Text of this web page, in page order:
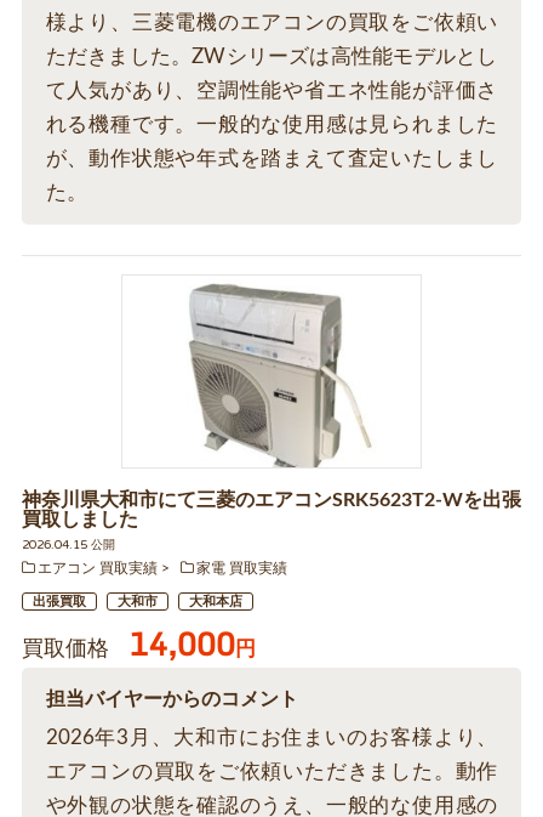
様より、三菱電機のエアコンの買取をご依頼い
ただきました。ZWシリーズは高性能モデルとし
て人気があり、空調性能や省エネ性能が評価さ
れる機種です。一般的な使用感は見られました
が、動作状態や年式を踏まえて査定いたしまし
た。
神奈川県大和市にて三菱のエアコンSRK5623T2-Wを出張
買取しました
2026.04.15 公開
エアコン 買取実績
家電 買取実績
出張買取 大和市 大和本店
買取価格 14,000円
担当バイヤーからのコメント
2026年3月、大和市にお住まいのお客様より、
エアコンの買取をご依頼いただきました。動作
や外観の状態を確認のうえ、一般的な使用感の